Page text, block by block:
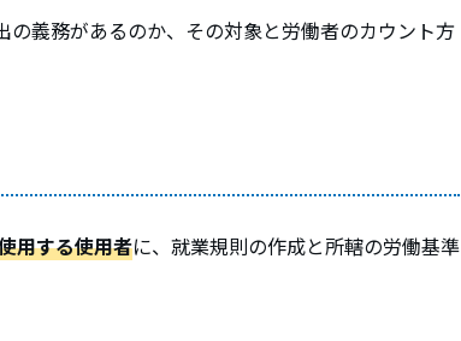
義務があるのか、その対象と労働者のカウント方
用する使用者に、就業規則の作成と所轄の労働基準